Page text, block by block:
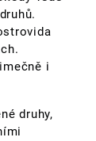
i
druhy,